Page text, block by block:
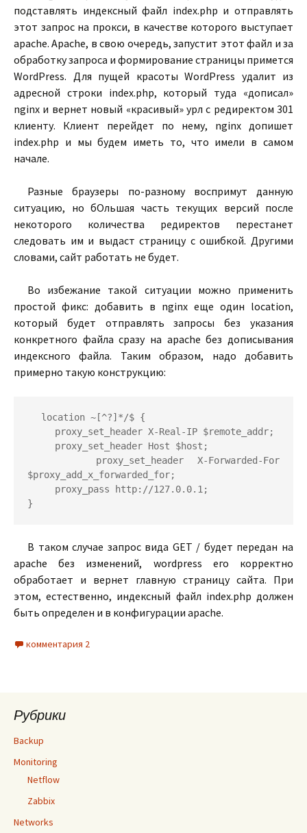
подставлять индексный файл index.php и отправлять
этот запрос на прокси, в качестве которого выступает
apache. Apache, в свою очередь, запустит этот файл и за
обработку запроса и формирование страницы примется
WordPress. Для пущей красоты WordPress удалит из
адресной строки index.php, который туда «дописал»
nginx и вернет новый «красивый» урл с редиректом 301
клиенту. Клиент перейдет по нему, nginx допишет
index.php и мы будем иметь то, что имели в самом
начале.
Разные браузеры по-разному воспримут данную
ситуацию, но бОльшая часть текущих версий после
некоторого количества редиректов перестанет
следовать им и выдаст страницу с ошибкой. Другими
словами, сайт работать не будет.
Во избежание такой ситуации можно применить
простой фикс: добавить в nginx еще один location,
который будет отправлять запросы без указания
конкретного файла сразу на apache без дописывания
индексного файла. Таким образом, надо добавить
примерно такую конструкцию:
location ~[^?]*/$ {
$proxy_add_x_forwarded_for;
}
В таком случае запрос вида GET / будет передан на
apache без изменений, wordpress его корректно
обработает и вернет главную страницу сайта. При
этом, естественно, индексный файл index.php должен
быть определен и в конфигурации apache.
комментария 2
Рубрики
Backup
Monitoring
Netflow
Zabbix
Networks